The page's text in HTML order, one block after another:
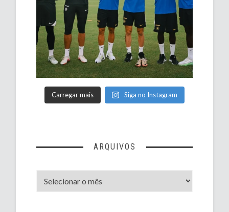
Carregar mais Siga no Instagram
ARQUIVOS